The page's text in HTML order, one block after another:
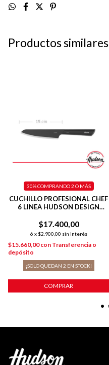
Productos similares
CUCHILLO PROFESIONAL CHEF
6 LINEA HUDSON DESIGN
$17.400,00
6 x $2.900,00 sin interés
30%COMPRANDO 2 O MÁS
$15.660,00con Transferencia o
depósito
¡SOLO QUEDAN 2 EN STOCK!
COMPRAR